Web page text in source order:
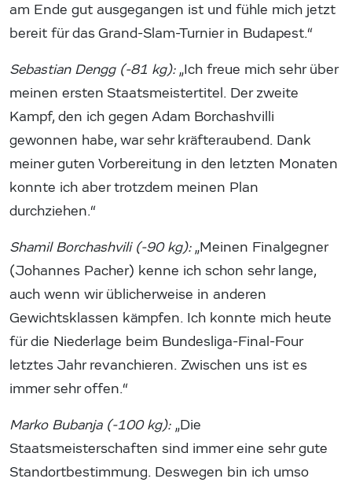
am Ende gut ausgegangen ist und fühle mich jetzt
bereit für das Grand-Slam-Turnier in Budapest.“
Sebastian Dengg (-81 kg):„Ich freue mich sehr über
meinen ersten Staatsmeistertitel. Der zweite
Kampf, den ich gegen Adam Borchashvilli
gewonnen habe, war sehr kräfteraubend. Dank
meiner guten Vorbereitung in den letzten Monaten
konnte ich aber trotzdem meinen Plan
durchziehen.“
Shamil Borchashvili (-90 kg):„Meinen Finalgegner
(Johannes Pacher) kenne ich schon sehr lange,
auch wenn wir üblicherweise in anderen
Gewichtsklassen kämpfen. Ich konnte mich heute
für die Niederlage beim Bundesliga-Final-Four
letztes Jahr revanchieren. Zwischen uns ist es
immer sehr offen.“
Marko Bubanja (-100 kg): „Die
Staatsmeisterschaften sind immer eine sehr gute
Standortbestimmung. Deswegen bin ich umso